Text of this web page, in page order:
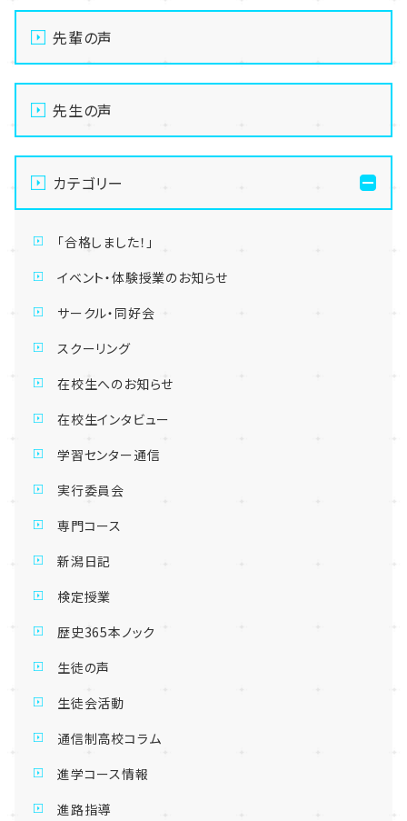
先輩の声
先生の声
カテゴリー
「合格しました！」
イベント・体験授業のお知らせ
サークル・同好会
スクーリング
在校生へのお知らせ
在校生インタビュー
学習センター通信
実行委員会
専門コース
新潟日記
検定授業
歴史365本ノック
生徒の声
生徒会活動
通信制高校コラム
進学コース情報
進路指導